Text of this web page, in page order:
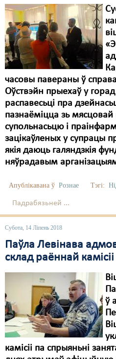
часовы павераны ў
Oўствэйн прыехаў у
распавесьці пра
пазнаёміцца зь мясцовай
супольнасьцю і
зацікаўленых у супрацы
якія даюць галяндзкія
няўрадавым
Апублікавана ў Рознае Тэгі:
Падрабязьней ...
Субота, 14 Ліпень 2018
Паўла Левінава
склад раённай
ў
камісіі па спрыяньні
Распальваньне варожасьці
Рознае
Свабода слова
Суд
Сьмяротнае пакараньне
Экалёгія
Правы працоўных